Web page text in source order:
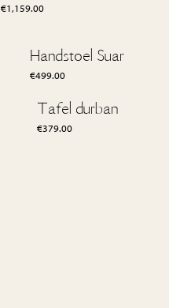
€1,159.00
Handstoel Suar
€499.00
Tafel durban
€379.00